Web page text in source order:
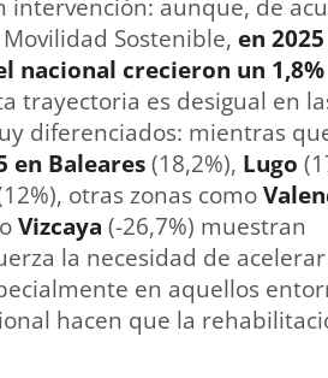
aunque, de
Sostenible, en
nacional crecieron un 1,8%
trayectoria es desigual en
diferenciados: mientras
en Baleares(18,2%), Lugo
otras zonas como
Vizcaya (-26,7%) muestran
la necesidad de
en aquellos
hacen que la